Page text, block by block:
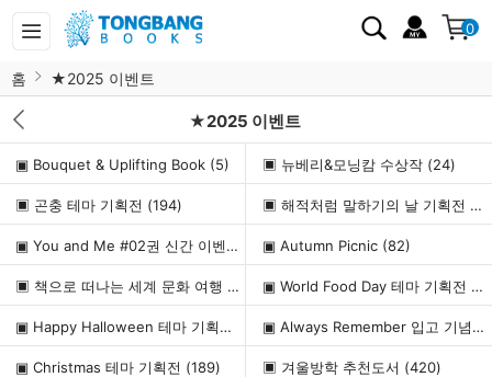
0
홈 ★2025 이벤트
★2025 이벤트
▣ Bouquet & Uplifting Book (5) ▣ 뉴베리&모닝캄 수상작 (24)
▣ 곤충 테마 기획전 (194) ▣ 해적처럼 말하기의 날 기획전
▣ You and Me #02권 신간 이벤트 (2)▣ Autumn Picnic (82)
▣ 책으로 떠나는 세계 문화 여행
(228) ▣ World Food Day 테마 기획전
▣ Happy Halloween 테마 기획전 (224) ▣ Always Remember 입고 기념 이벤트
▣ Christmas 테마 기획전 (189) ▣ 겨울방학 추천도서 (420)